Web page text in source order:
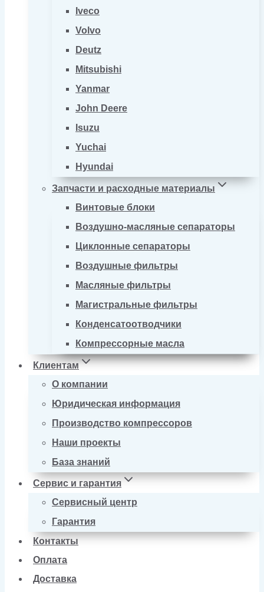
Iveco
Volvo
Deutz
Mitsubishi
Yanmar
John Deere
Isuzu
Yuchai
Hyundai
Запчасти и расходные материалы
Винтовые блоки
Воздушно-масляные сепараторы
Циклонные сепараторы
Воздушные фильтры
Масляные фильтры
Магистральные фильтры
Конденсатоотводчики
Компрессорные масла
Клиентам
О компании
Юридическая информация
Производство компрессоров
Наши проекты
База знаний
Сервис и гарантия
Сервисный центр
Гарантия
Контакты
Оплата
Доставка